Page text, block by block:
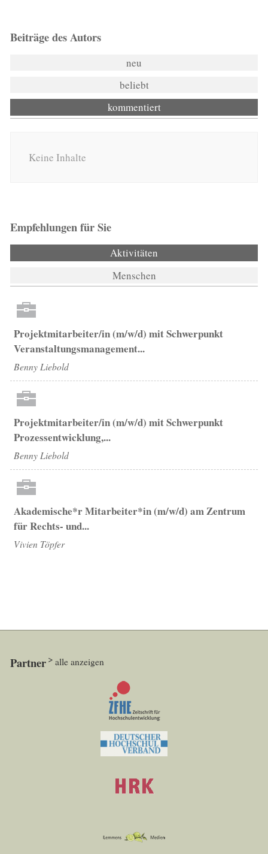
Beiträge des Autors
neu
beliebt
kommentiert
Keine Inhalte
Empfehlungen für Sie
Aktivitäten
Menschen
Projektmitarbeiter/in (m/w/d) mit Schwerpunkt
Veranstaltungsmanagement...
Benny Liebold
Projektmitarbeiter/in (m/w/d) mit Schwerpunkt
Prozessentwicklung,...
Benny Liebold
Akademische*r Mitarbeiter*in (m/w/d) am Zentrum
für Rechts- und...
Vivien Töpfer
Partner alle anzeigen